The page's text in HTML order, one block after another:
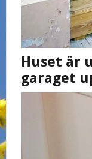
Huset är
garaget